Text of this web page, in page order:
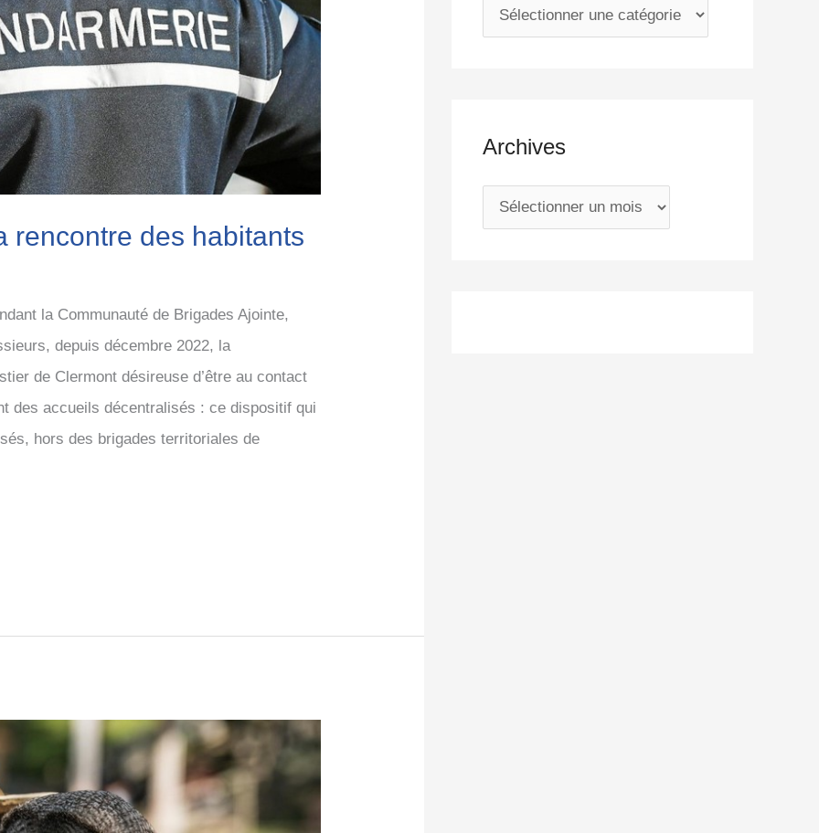
rencontre des habitants
la Communauté de Brigades Ajointe,
depuis décembre 2022, la
de Clermont désireuse d’être au contact
des accueils décentralisés : ce dispositif qui
hors des brigades territoriales de
Archives